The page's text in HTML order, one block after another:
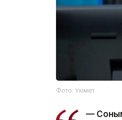
Фото: Үкімет
—